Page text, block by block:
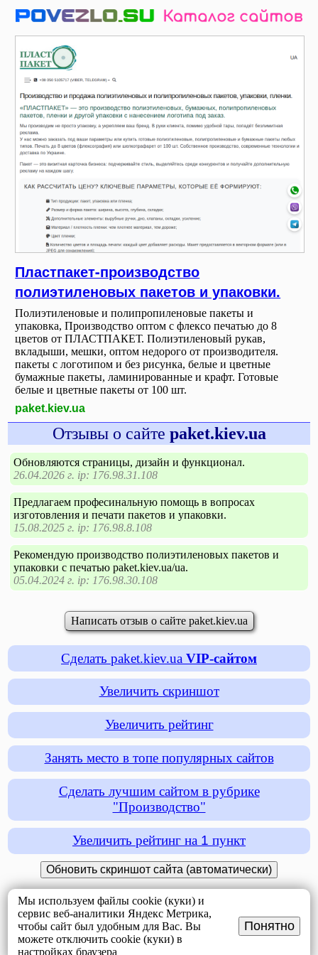
Пластпакет-производство
полиэтиленовых пакетов и упаковки.
Полиэтиленовые и полипропиленовые пакеты и
упаковка, Производство оптом с флексо печатью до 8
цветов от ПЛАСТПАКЕТ. Полиэтиленовый рукав,
вкладыши, мешки, оптом недорого от производителя.
пакеты с логотипом и без рисунка, белые и цветные
бумажные пакеты, ламинированные и крафт. Готовые
белые и цветные пакеты от 100 шт.
paket.kiev.ua
Отзывы о сайте paket.kiev.ua
Обновляются страницы, дизайн и функционал.
26.04.2026 г. ip: 176.98.31.108
Предлагаем професинальную помощь в вопросах
изготовления и печати пакетов и упаковки.
15.08.2025 г. ip: 176.98.8.108
Рекомендую производство полиэтиленовых пакетов и
упаковки с печатью paket.kiev.ua/ua.
05.04.2024 г. ip: 176.98.30.108
Написать отзыв о сайте paket.kiev.ua
Сделать paket.kiev.ua VIP-сайтом
Увеличить скриншот
Увеличить рейтинг
Занять место в топе популярных сайтов
Сделать лучшим сайтом в рубрике
"Производство"
Увеличить рейтинг на 1 пункт
Мы используем файлы cookie (куки) и
сервис веб-аналитики Яндекс Метрика,
чтобы сайт был удобным для Вас. Вы
можете отключить cookie (куки) в
настройках браузера
Понятно